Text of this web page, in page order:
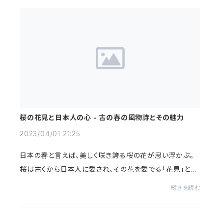
桜の花見と日本人の心 - 古の春の風物詩とその魅力
2023/04/01 21:25
日本の春と言えば、美しく咲き誇る桜の花が思い浮かぶ。
桜は古くから日本人に愛され、その花を愛でる「花見」とい
続きを読む